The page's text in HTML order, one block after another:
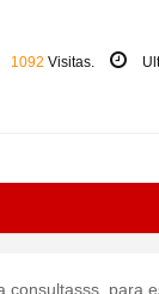
1092 Visitas.
consultasss, para